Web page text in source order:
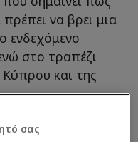
να βρει μια
ενδεχόμενο
στο τραπέζι
Κύπρου και της
σας